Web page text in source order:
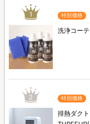
1 特別価格
洗浄コー
2 特別価格
排熱ダク